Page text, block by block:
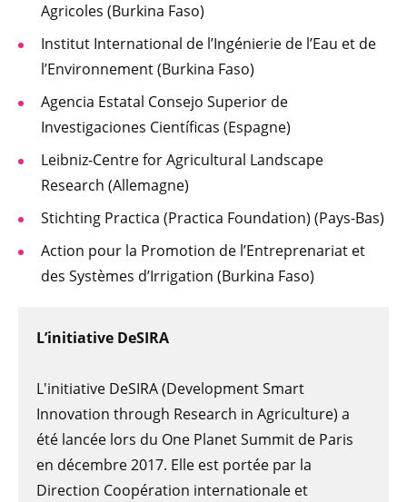
Agricoles (Burkina Faso)
Institut International de l’Ingénierie de l’Eau et de
l’Environnement (Burkina Faso)
Agencia Estatal Consejo Superior de
Investigaciones Científicas (Espagne)
Leibniz-Centre for Agricultural Landscape
Research (Allemagne)
Stichting Practica (Practica Foundation) (Pays-Bas)
Action pour la Promotion de l’Entreprenariat et
des Systèmes d’Irrigation (Burkina Faso)
L’initiative DeSIRA
L'initiative DeSIRA (Development Smart
Innovation through Research in Agriculture) a
été lancée lors du One Planet Summit de Paris
en décembre 2017. Elle est portée par la
Direction Coopération internationale et